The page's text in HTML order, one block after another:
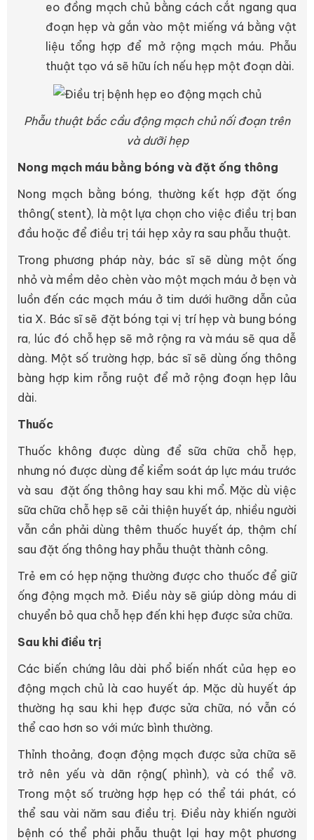
eo đồng mạch chủ bằng cách cắt ngang qua
đoạn hẹp và gắn vào một miếng vá bằng vật
liệu tổng hợp để mở rộng mạch máu. Phẫu
thuật tạo vá sẽ hữu ích nếu hẹp một đoạn dài.
Phẫu thuật bắc cầu động mạch chủ nối đoạn trên
và dưỡi hẹp
Nong mạch máu bằng bóng và đặt ống thông
Nong mạch bằng bóng, thường kết hợp đặt ống
thông( stent), là một lựa chọn cho việc điều trị ban
đầu hoặc để điều trị tái hẹp xảy ra sau phẫu thuật.
Trong phương pháp này, bác sĩ sẽ dùng một ống
nhỏ và mềm dẻo chèn vào một mạch máu ở bẹn và
luồn đến các mạch máu ở tim dưới hưỡng dẫn của
tia X. Bác sĩ sẽ đặt bóng tại vị trí hẹp và bung bóng
ra, lúc đó chỗ hẹp sẽ mở rộng ra và máu sẽ qua dễ
dàng. Một số trường hợp, bác sĩ sẽ dùng ống thông
bàng hợp kim rỗng ruột để mở rộng đoạn hẹp lâu
dài.
Thuốc
Thuốc không được dùng để sữa chữa chỗ hẹp,
nhưng nó được dùng để kiểm soát áp lực máu trước
và sau đặt ống thông hay sau khi mổ. Mặc dù việc
sữa chữa chỗ hẹp sẽ cải thiện huyết áp, nhiều người
vẫn cần phải dùng thêm thuốc huyết áp, thậm chí
sau đặt ống thông hay phẫu thuật thành công.
Trẻ em có hẹp nặng thường được cho thuốc để giữ
ống động mạch mở. Điều này sẽ giúp dòng máu di
chuyển bỏ qua chỗ hẹp đến khi hẹp được sửa chữa.
Sau khi điều trị
Các biến chứng lâu dài phổ biến nhất của hẹp eo
động mạch chủ là cao huyết áp. Mặc dù huyết áp
thường hạ sau khi hẹp được sửa chữa, nó vẫn có
thể cao hơn so với mức bình thường.
Thỉnh thoảng, đoạn động mạch được sửa chữa sẽ
trở nên yếu và dãn rộng( phình), và có thể vỡ.
Trong một số trường hợp hẹp có thể tái phát, có
thể sau vài năm sau điều trị. Điều này khiến người
bệnh có thể phải phẫu thuật lại hay một phương